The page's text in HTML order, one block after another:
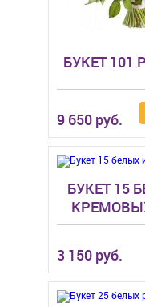
БУКЕТ 101
9 650 руб.
БУКЕТ 15
3 150 руб.